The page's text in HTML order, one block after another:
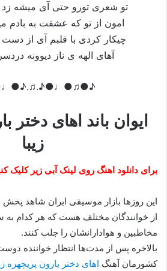
تو شعری تورو حتی آی میشه
امون از تو که عشقت به
چیکار کردی با قلبم آی از
آهای الهه ی ناز دیوونه
ایوان باند اهای دختر
زیبا
برای دانلود اهنگ روی لینک آبی زیر کلیک
این روزها بازار موسیقی ایران شاهد پخش
از خوانندگان مختلف هست که هر کدام
مخاطبین و هوادارانشان را جلب کنند.
بالاخره پس از مدت‌ها انتظار خواننده
کشورمان آهنگ اهای دختر بارون پریچهره